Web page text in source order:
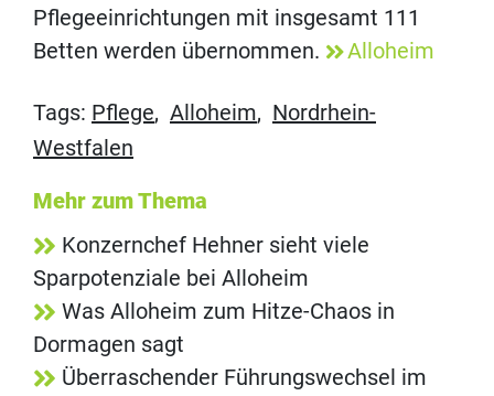
Pflegeeinrichtungen mit insgesamt 111
Betten werden übernommen.
Alloheim
Tags: Pflege, Alloheim, Nordrhein-
Westfalen
Mehr zum Thema
Konzernchef Hehner sieht viele
Sparpotenziale bei Alloheim
Was Alloheim zum Hitze-Chaos in
Dormagen sagt
Überraschender Führungswechsel im